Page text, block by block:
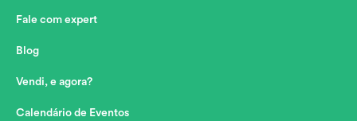
Fale com expert
Blog
Vendi, e agora?
Calendário de Eventos